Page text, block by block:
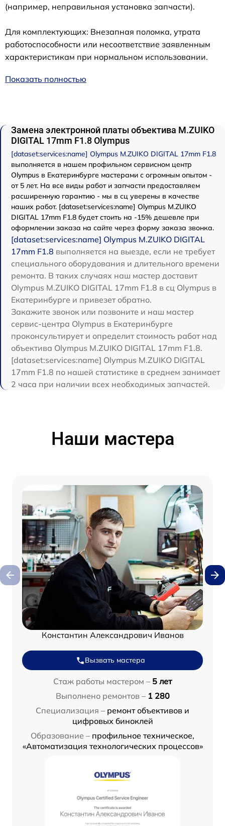
(например, неправильная установка запчасти).
Для комплектующих: Внезапная поломка, утрата
работоспособности или несоответствие заявленным
характеристикам при нормальном использовании.
Показать полностью
Замена электронной платы объектива M.ZUIKO
DIGITAL 17mm F1.8 Olympus
[dataset:services:name] Olympus M.ZUIKO DIGITAL 17mm F1.8
выполняется в нашем профильном сервисном центр
Olympus в Екатеринбурге мастерами с огромным опытом -
от 5 лет. На все виды работ и запчасти предоставляем
расширенную гарантию - мы в сц уверены в качестве
наших работ. [dataset:services:name] Olympus M.ZUIKO
DIGITAL 17mm F1.8 будет стоить на -15% дешевле при
оформлении заказа на сайте через форму заказа звонка.
[dataset:services:name] Olympus M.ZUIKO DIGITAL
17mm F1.8 выполняется на выезде, если не требует
специального оборудования и длительного времени
ремонта. В таких случаях наш мастер доставит
Olympus M.ZUIKO DIGITAL 17mm F1.8 в сц Olympus в
Екатеринбурге и привезет обратно.
Закажите звонок или позвоните и наш мастер
сервис-центра Olympus в Екатеринбурге
проконсультирует и определит стоимость работ над
объектива Olympus M.ZUIKO DIGITAL 17mm F1.8.
[dataset:services:name] Olympus M.ZUIKO DIGITAL
17mm F1.8 по нашей статистике в среднем занимает
2 часа при наличии всех необходимых запчастей.
Наши мастера
Константин Александрович Иванов
Вызвать мастера
Стаж работы мастером – 5 лет
Выполнено ремонтов – 1 280
Специализация – ремонт объективов и
цифровых биноклей
Образование – профильное техническое,
«Автоматизация технологических процессов»